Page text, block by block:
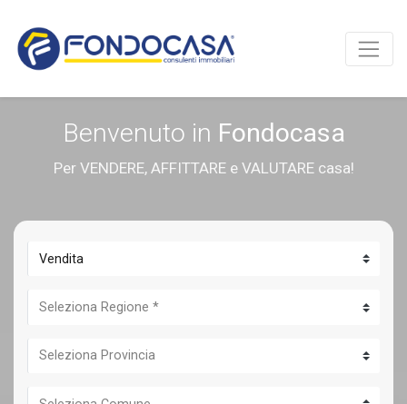
Benvenuto in Fondocasa
Per VENDERE, AFFITTARE e VALUTARE casa!